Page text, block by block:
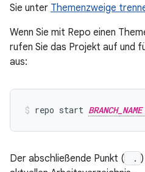
Sie unter Themenzweige
Wenn Sie mit Repo einen
rufen Sie das Projekt auf und
aus:
repo start BRANCH_NAME
Der abschließende Punkt ( .